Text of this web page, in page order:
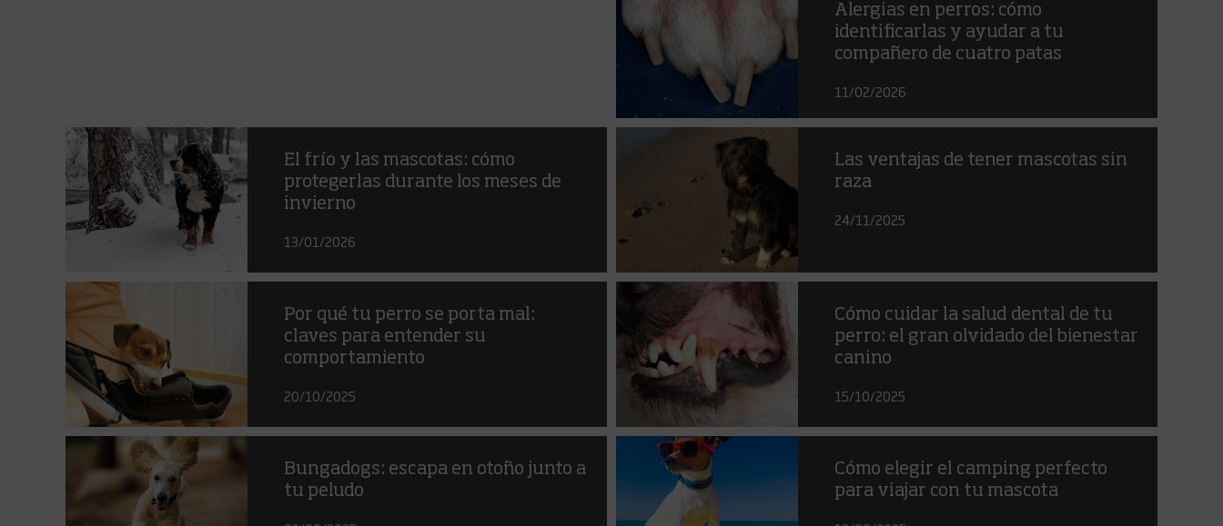
Alergias en perros: cómo
identificarlas y ayudar a tu
compañero de cuatro patas
11/02/2026
El frío y las mascotas: cómo
protegerlas durante los meses de
invierno
13/01/2026
Las ventajas de tener mascotas sin
raza
24/11/2025
Por qué tu perro se porta mal:
claves para entender su
comportamiento
20/10/2025
Cómo cuidar la salud dental de tu
perro: el gran olvidado del bienestar
canino
15/10/2025
Bungadogs: escapa en otoño junto a
tu peludo
Cómo elegir el camping perfecto
para viajar con tu mascota